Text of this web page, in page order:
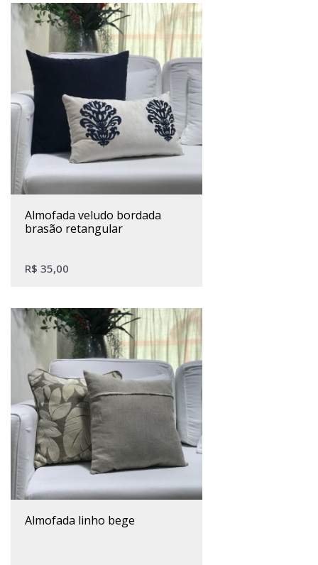
almofada veludo bordada
brasão retangular
R$ 35,00
almofada linho bege